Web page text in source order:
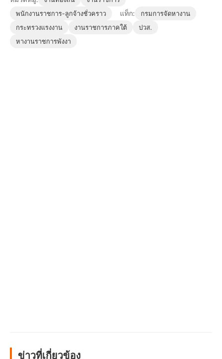
พนักงานราชการ-ลูกจ้างชั่วคราว
แท็ก:
กรมการจัดหางาน
กระทรวงแรงงาน
งานราชการภาคใต้
ปวส.
หางานราชการพังงา
ข่าวที่เกี่ยวข้อง